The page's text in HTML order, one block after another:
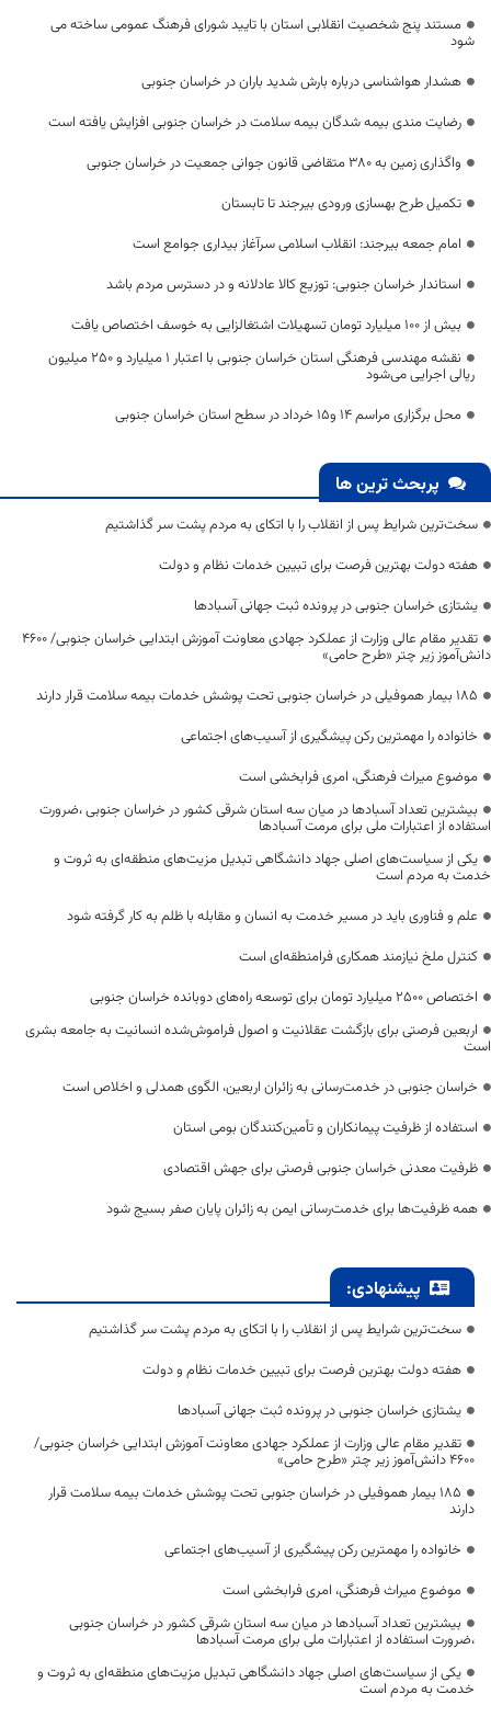
مستند پنج شخصیت انقلابی استان با تایید شورای فرهنگ عمومی ساخته می
شود
هشدار هواشناسی درباره بارش شدید باران در خراسان جنوبی
رضایت مندی بیمه شدگان بیمه سلامت در خراسان جنوبی افزایش یافته است
واگذاری زمین به ۳۸۰ متقاضی قانون جوانی جمعیت در خراسان جنوبی
تکمیل طرح بهسازی ورودی بیرجند تا تابستان
امام جمعه بیرجند: انقلاب اسلامی سرآغاز بیداری جوامع است
استاندار خراسان جنوبی: توزیع کالا عادلانه و در دسترس مردم باشد
بیش از ۱۰۰ میلیارد تومان تسهیلات اشتغالزایی به خوسف اختصاص یافت
نقشه مهندسی فرهنگی استان خراسان جنوبی با اعتبار ١ میلیارد و 250 میلیون
ریالی اجرایی می‌شود
محل برگزاری مراسم 14 و15 خرداد در سطح استان خراسان جنوبی
پربحث ترین ها
سخت‌ترین شرایط پس از انقلاب را با اتکای به مردم پشت سر گذاشتیم
هفته دولت بهترین فرصت برای تبیین خدمات نظام و دولت
یشتازی خراسان جنوبی در پرونده ثبت جهانی آسبادها
تقدیر مقام عالی وزارت از عملکرد جهادی معاونت آموزش ابتدایی خراسان جنوبی/ ۴۶۰۰
دانش‌آموز زیر چتر «طرح حامی»
۱۸۵ بیمار هموفیلی در خراسان جنوبی تحت پوشش خدمات بیمه سلامت قرار دارند
خانواده را مهمترین رکن پیشگیری از آسیب‌های اجتماعی
موضوع میراث فرهنگی، امری فرابخشی است
بیشترین تعداد آسبادها در میان سه استان شرقی کشور در خراسان جنوبی ،ضرورت
استفاده از اعتبارات ملی برای مرمت آسبادها
یکی از سیاست‌های اصلی جهاد دانشگاهی تبدیل مزیت‌های منطقه‌ای به ثروت و
خدمت به مردم است
علم و فناوری باید در مسیر خدمت به انسان و مقابله با ظلم به کار گرفته شود
کنترل ملخ نیازمند همکاری فرامنطقه‌ای است
اختصاص 2500 میلیارد تومان برای توسعه راه‌های دوبانده خراسان جنوبی
اربعین فرصتی برای بازگشت عقلانیت و اصول فراموش‌شده انسانیت به جامعه بشری
است
خراسان جنوبی در خدمت‌رسانی به زائران اربعین، الگوی همدلی و اخلاص است
استفاده از ظرفیت پیمانکاران و تأمین‌کنندگان بومی استان
ظرفیت معدنی خراسان جنوبی فرصتی برای جهش اقتصادی
همه ظرفیت‌ها برای خدمت‌رسانی ایمن به زائران پایان صفر بسیج شود
پیشنهادی:
سخت‌ترین شرایط پس از انقلاب را با اتکای به مردم پشت سر گذاشتیم
هفته دولت بهترین فرصت برای تبیین خدمات نظام و دولت
یشتازی خراسان جنوبی در پرونده ثبت جهانی آسبادها
تقدیر مقام عالی وزارت از عملکرد جهادی معاونت آموزش ابتدایی خراسان جنوبی/
۴۶۰۰ دانش‌آموز زیر چتر «طرح حامی»
۱۸۵ بیمار هموفیلی در خراسان جنوبی تحت پوشش خدمات بیمه سلامت قرار
دارند
خانواده را مهمترین رکن پیشگیری از آسیب‌های اجتماعی
موضوع میراث فرهنگی، امری فرابخشی است
بیشترین تعداد آسبادها در میان سه استان شرقی کشور در خراسان جنوبی
،ضرورت استفاده از اعتبارات ملی برای مرمت آسبادها
یکی از سیاست‌های اصلی جهاد دانشگاهی تبدیل مزیت‌های منطقه‌ای به ثروت و
خدمت به مردم است